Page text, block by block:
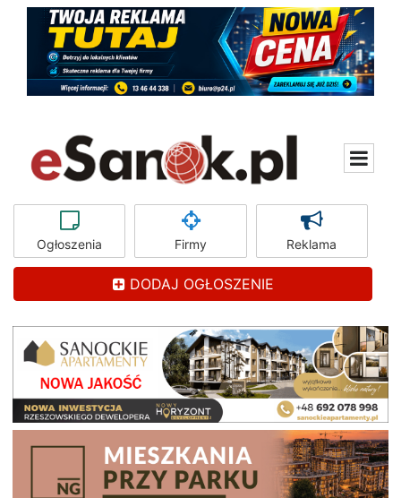
Ogłoszenia Firmy Reklama
DODAJ OGŁOSZENIE